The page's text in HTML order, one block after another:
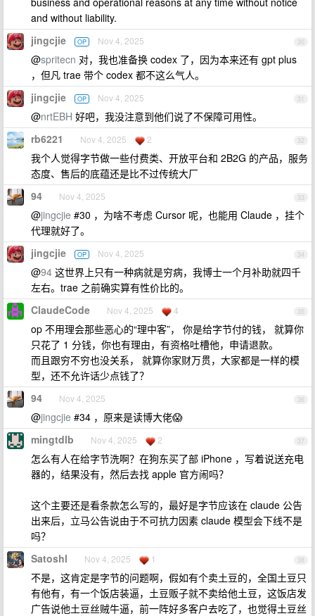
and without liability.
30
jingcjie OP Nov 4, 2025
@spritecn 对，我也准备换 codex 了，因为本来还有 gpt plus
，但凡 trae 带个 codex 都不这么气人。
31
jingcjie OP Nov 4, 2025
@nrtEBH 好吧，我没注意到他们说了不保障可用性。
32
rb6221 Nov 4, 2025 2
我个人觉得字节做一些付费类、开放平台和 2B2G 的产品，服务
态度、售后的底蕴还是比不过传统大厂
33
94 Nov 4, 2025
@jingcjie #30 ，为啥不考虑 Cursor 呢，也能用 Claude ，挂个
代理就好了。
34
jingcjie OP Nov 4, 2025
@94 这世界上只有一种病就是穷病，我博士一个月补助就四千
左右。trae 之前确实算有性价比的。
35
ClaudeCode Nov 4, 2025 4
op 不用理会那些恶心的“理中客”， 你是给字节付的钱， 就算你
只花了 1 分钱，你也有理由，有资格吐槽他，申请退款。
而且跟穷不穷也没关系， 就算你家财万贯，大家都是一样的模
型，还不允许话少点钱了？
36
94 Nov 4, 2025
@jingcjie #34 ，原来是读博大佬😱
37
mingtdlb Nov 4, 2025 2
怎么有人在给字节洗啊？在狗东买了部 iPhone ，写着说送充电
器的，结果没有，然后去找 apple 官方闹吗？
这个主要还是看条款怎么写的，最好是字节应该在 claude 公告
出来后，立马公告说由于不可抗力因素 claude 模型会下线不是
吗？
38
Satoshl Nov 4, 2025 1
不是，这肯定是字节的问题啊，假如有个卖土豆的，全国土豆只
有他有，有一个饭店装逼，土豆贩子就不卖给他土豆，这饭店发
广告说他土豆丝贼牛逼，前一阵好多客户去吃了，也觉得土豆丝